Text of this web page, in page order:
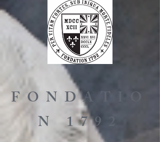
FONDATIO
N 1792